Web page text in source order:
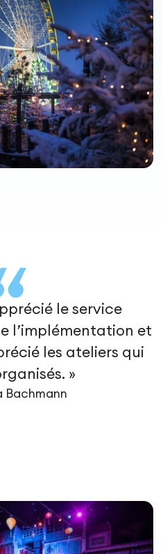
le service
l’implémentation et
les ateliers qui
»
Bachmann